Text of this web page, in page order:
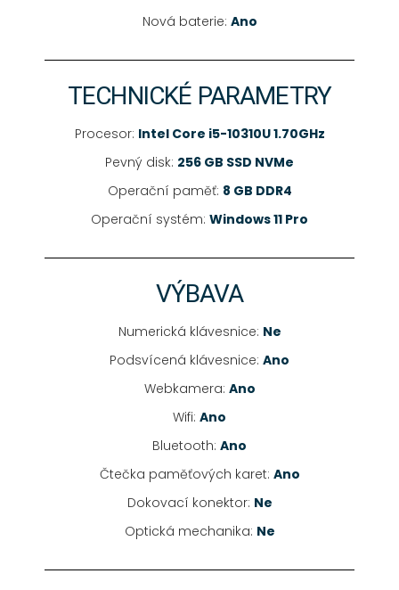
Nová baterie: Ano
TECHNICKÉ PARAMETRY
Procesor: Intel Core i5-10310U 1.70GHz
Pevný disk: 256 GB SSD NVMe
Operační paměť: 8 GB DDR4
Operační systém: Windows 11 Pro
VÝBAVA
Numerická klávesnice: Ne
Podsvícená klávesnice: Ano
Webkamera: Ano
Wifi: Ano
Bluetooth: Ano
Čtečka paměťových karet: Ano
Dokovací konektor: Ne
Optická mechanika: Ne